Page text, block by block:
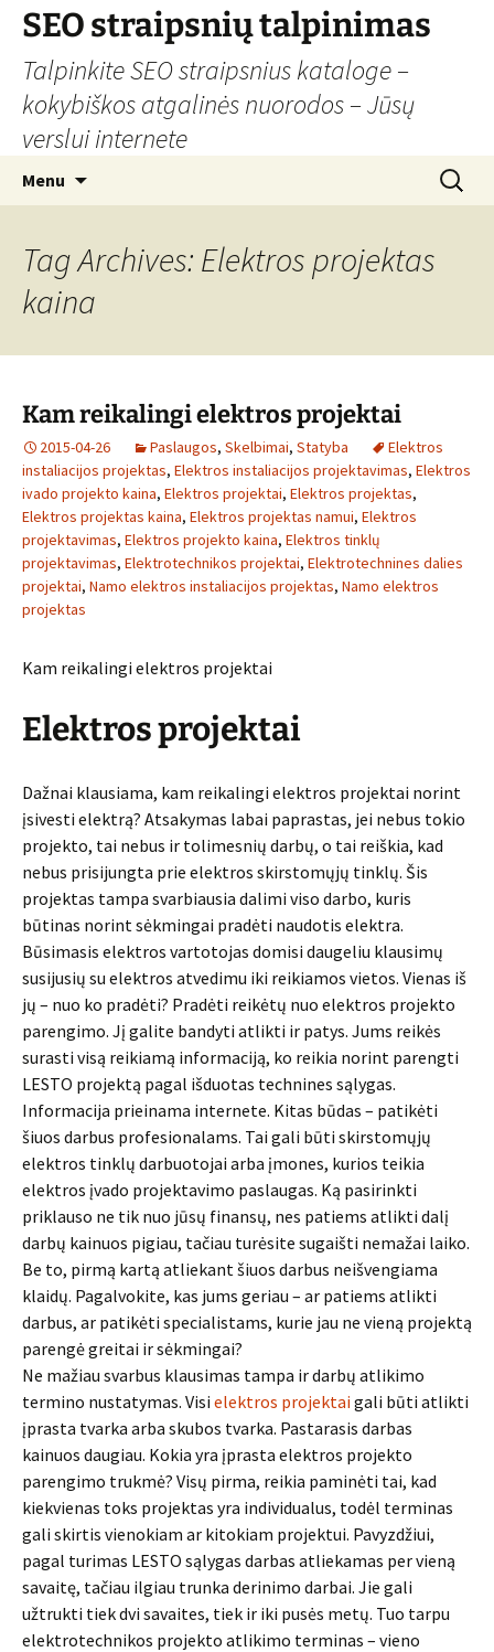
Skip
content
SEO straipsnių talpinimas
Talpinkite SEO straipsnius kataloge –
kokybiškos atgalinės nuorodos – Jūsų
verslui internete
Menu
Search
for:
Tag Archives: Elektros projektas
kaina
Kam reikalingi elektros projektai
2015-04-26 Paslaugos, Skelbimai, Statyba
Elektros
instaliacijos projektas, Elektros instaliacijos projektavimas, Elektros
ivado projekto kaina, Elektros projektai, Elektros projektas,
Elektros projektas kaina, Elektros projektas namui, Elektros
projektavimas, Elektros projekto kaina, Elektros tinklų
projektavimas, Elektrotechnikos projektai, Elektrotechnines dalies
projektai, Namo elektros instaliacijos projektas, Namo elektros
projektas
Kam reikalingi elektros projektai
Elektros projektai
Dažnai klausiama, kam reikalingi elektros projektai norint
įsivesti elektrą? Atsakymas labai paprastas, jei nebus tokio
projekto, tai nebus ir tolimesnių darbų, o tai reiškia, kad
nebus prisijungta prie elektros skirstomųjų tinklų. Šis
projektas tampa svarbiausia dalimi viso darbo, kuris
būtinas norint sėkmingai pradėti naudotis elektra.
Būsimasis elektros vartotojas domisi daugeliu klausimų
susijusių su elektros atvedimu iki reikiamos vietos. Vienas iš
jų – nuo ko pradėti? Pradėti reikėtų nuo elektros projekto
parengimo. Jį galite bandyti atlikti ir patys. Jums reikės
surasti visą reikiamą informaciją, ko reikia norint parengti
LESTO projektą pagal išduotas technines sąlygas.
Informacija prieinama internete. Kitas būdas – patikėti
šiuos darbus profesionalams. Tai gali būti skirstomųjų
elektros tinklų darbuotojai arba įmones, kurios teikia
elektros įvado projektavimo paslaugas. Ką pasirinkti
priklauso ne tik nuo jūsų finansų, nes patiems atlikti dalį
darbų kainuos pigiau, tačiau turėsite sugaišti nemažai laiko.
Be to, pirmą kartą atliekant šiuos darbus neišvengiama
klaidų. Pagalvokite, kas jums geriau – ar patiems atlikti
darbus, ar patikėti specialistams, kurie jau ne vieną projektą
parengė greitai ir sėkmingai?
Ne mažiau svarbus klausimas tampa ir darbų atlikimo
termino nustatymas. Visi elektros projektaigali būti atlikti
įprasta tvarka arba skubos tvarka. Pastarasis darbas
kainuos daugiau. Kokia yra įprasta elektros projekto
parengimo trukmė? Visų pirma, reikia paminėti tai, kad
kiekvienas toks projektas yra individualus, todėl terminas
gali skirtis vienokiam ar kitokiam projektui. Pavyzdžiui,
pagal turimas LESTO sąlygas darbas atliekamas per vieną
savaitę, tačiau ilgiau trunka derinimo darbai. Jie gali
užtrukti tiek dvi savaites, tiek ir iki pusės metų. Tuo tarpu
elektrotechnikos projekto atlikimo terminas – vieno